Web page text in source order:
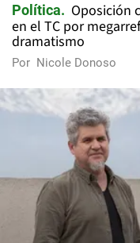
Política
Oposición
en el TC por
dramatismo
Por Nicole Donoso